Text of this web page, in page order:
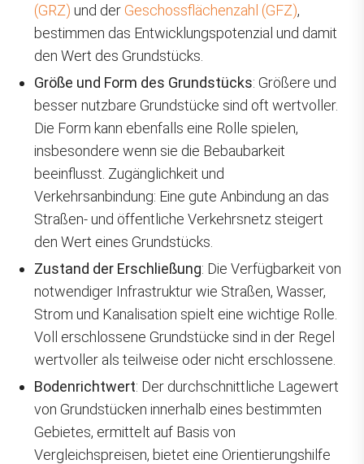
(GRZ) und der Geschossflächenzahl (GFZ),
bestimmen das Entwicklungspotenzial und damit
den Wert des Grundstücks.
Größe und Form des Grundstücks: Größere und
besser nutzbare Grundstücke sind oft wertvoller.
Die Form kann ebenfalls eine Rolle spielen,
insbesondere wenn sie die Bebaubarkeit
beeinflusst. Zugänglichkeit und
Verkehrsanbindung: Eine gute Anbindung an das
Straßen- und öffentliche Verkehrsnetz steigert
den Wert eines Grundstücks.
Zustand der Erschließung: Die Verfügbarkeit von
notwendiger Infrastruktur wie Straßen, Wasser,
Strom und Kanalisation spielt eine wichtige Rolle.
Voll erschlossene Grundstücke sind in der Regel
wertvoller als teilweise oder nicht erschlossene.
Bodenrichtwert: Der durchschnittliche Lagewert
von Grundstücken innerhalb eines bestimmten
Gebietes, ermittelt auf Basis von
Vergleichspreisen, bietet eine Orientierungshilfe